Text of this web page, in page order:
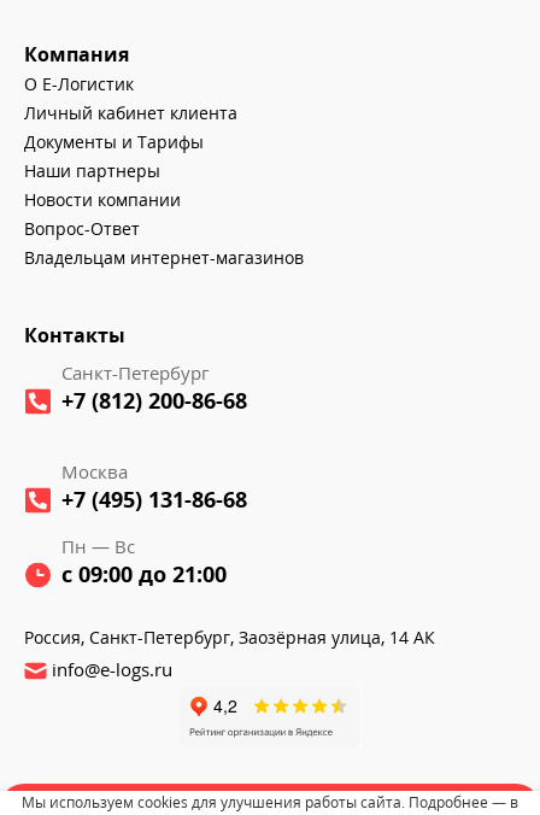
Мы используем cookies для улучшения работы сайта. Подробнее — в
Компания
О Е-Логистик
Личный кабинет клиента
Документы и Тарифы
Наши партнеры
Новости компании
Вопрос-Ответ
Владельцам интернет-магазинов
Контакты
Санкт-Петербург
+7 (812) 200-86-68
Москва
+7 (495) 131-86-68
Пн — Вс
с 09:00 до 21:00
Россия, Санкт-Петербург, Заозёрная улица, 14 АК
info@e-logs.ru